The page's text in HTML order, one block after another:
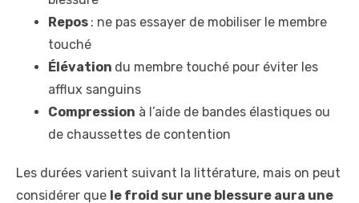
Repos : ne pas essayer de mobiliser le membre
touché
Élévation du membre touché pour éviter les
afflux sanguins
Compression à l’aide de bandes élastiques ou
de chaussettes de contention
Les durées varient suivant la littérature, mais on peut
considérer que le froid sur une blessure aura une